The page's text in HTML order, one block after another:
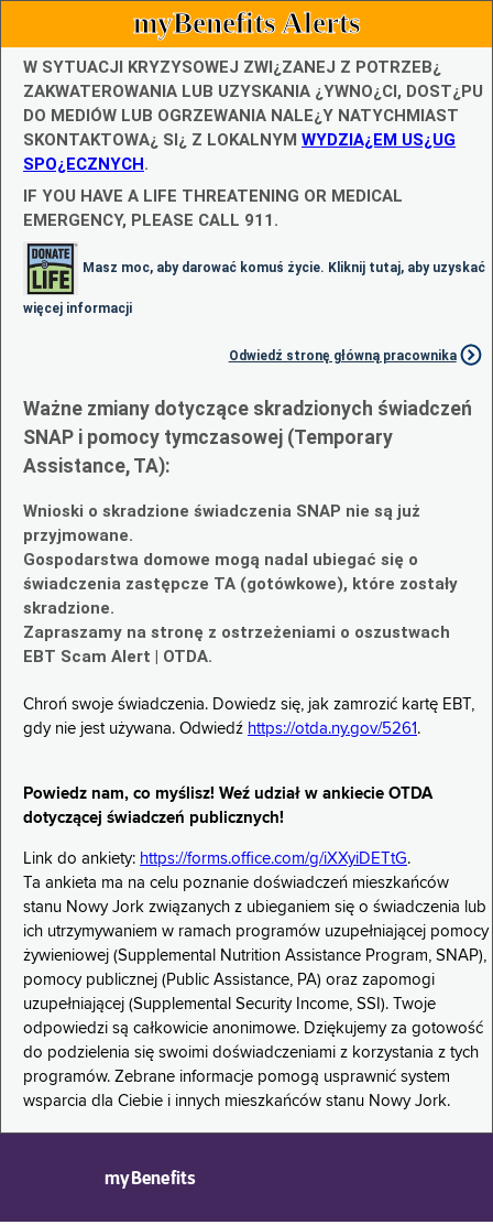
myBenefits Alerts
W SYTUACJI KRYZYSOWEJ ZWI¿ZANEJ Z POTRZEB¿
ZAKWATEROWANIA LUB UZYSKANIA ¿YWNO¿CI, DOST¿PU
DO MEDIÓW LUB OGRZEWANIA NALE¿Y NATYCHMIAST
SKONTAKTOWA¿ SI¿ Z LOKALNYM WYDZIA¿EM US¿UG
SPO¿ECZNYCH.
IF YOU HAVE A LIFE THREATENING OR MEDICAL
EMERGENCY, PLEASE CALL 911.
Masz moc, aby darować komuś życie. Kliknij tutaj, aby uzyskać
więcej informacji
Odwiedź stronę główną pracownika
Ważne zmiany dotyczące skradzionych świadczeń
SNAP i pomocy tymczasowej (Temporary
Assistance, TA):
Wnioski o skradzione świadczenia SNAP nie są już
przyjmowane.
Gospodarstwa domowe mogą nadal ubiegać się o
świadczenia zastępcze TA (gotówkowe), które zostały
skradzione.
Zapraszamy na stronę z ostrzeżeniami o oszustwach
EBT Scam Alert | OTDA.
Chroń swoje świadczenia. Dowiedz się, jak zamrozić kartę EBT,
gdy nie jest używana. Odwiedź https://otda.ny.gov/5261 .
Powiedz nam, co myślisz! Weź udział w ankiecie OTDA
dotyczącej świadczeń publicznych!
Link do ankiety: https://forms.office.com/g/iXXyiDETtG.
Ta ankieta ma na celu poznanie doświadczeń mieszkańców
stanu Nowy Jork związanych z ubieganiem się o świadczenia lub
ich utrzymywaniem w ramach programów uzupełniającej pomocy
żywieniowej (Supplemental Nutrition Assistance Program, SNAP),
pomocy publicznej (Public Assistance, PA) oraz zapomogi
uzupełniającej (Supplemental Security Income, SSI). Twoje
odpowiedzi są całkowicie anonimowe. Dziękujemy za gotowość
do podzielenia się swoimi doświadczeniami z korzystania z tych
programów. Zebrane informacje pomogą usprawnić system
wsparcia dla Ciebie i innych mieszkańców stanu Nowy Jork.
myBenefits